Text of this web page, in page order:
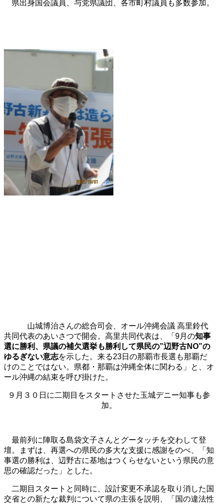
県出身国会議員、与党県議団、各市町村議員も多数参加。
山城博治さんの総合司会、オール沖縄会議 高里鈴代
共同代表のあいさつで開会。高里共同代表は、「9月の知事
選に勝利、県議の補欠選挙も勝利して県民の”辺野古NO”の
ゆるぎない意志を示した。来る23日の那覇市長選も那覇だ
けのことではない。県都・那覇は沖縄全体に関わる」と、オ
ール沖縄の結束を呼び掛けた。
９月３０日に二期目をスタートさせた玉城デニー知事も参
加。
最前列に陣取る島袋文子さんとグータッチを交わして登
壇。まずは、再選への県民の多大な支援に感謝をのべ、「 知
事選の勝利は、辺野古に基地はつくらせないという県民の意
思の確認だった」とした。
二期目スタートと同時に、設計変更不承認を取り消した国
交省との新たな裁判について県の主張を説明、「国の違法性